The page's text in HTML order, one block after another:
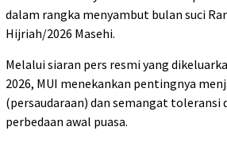
dalam rangka menyambut bulan suci
Hijriah/2026 Masehi.
Melalui siaran pers resmi yang
2026, MUI menekankan pentingnya
(persaudaraan) dan semangat toleransi
perbedaan awal puasa.